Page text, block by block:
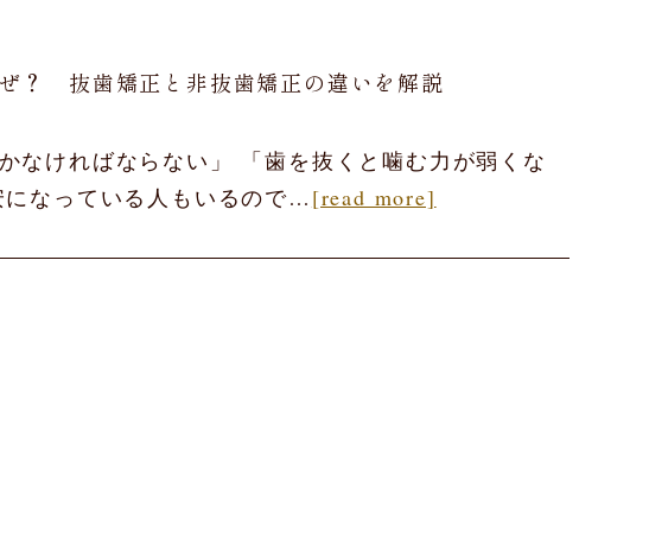
？ 抜歯矯正と非抜歯矯正の違いを解説
なければならない」 「歯を抜くと噛む力が弱くな
なっている人もいるので… [read more]